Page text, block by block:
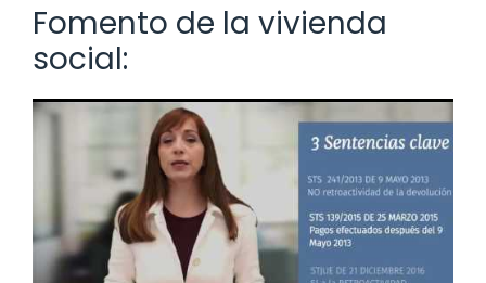
Fomento de la vivienda
social: